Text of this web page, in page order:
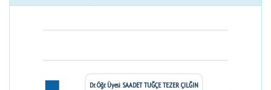
Dr. Öğr. Üyesi SAADET TUĞÇE TEZER ÇILĞIN